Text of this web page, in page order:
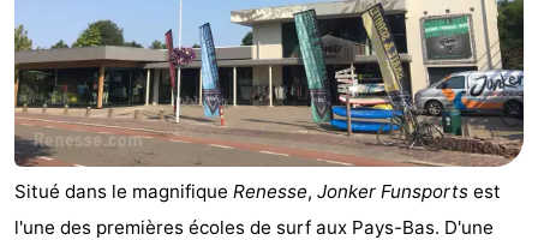
Situé dans le magnifique Renesse, Jonker Funsports est
l'une des premières écoles de surf aux Pays-Bas. D'une